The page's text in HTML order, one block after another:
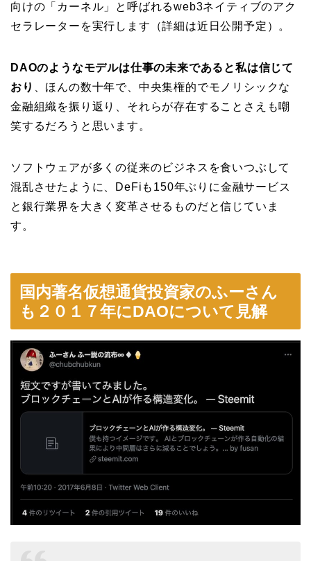
向けの「カーネル」と呼ばれるweb3ネイティブのアク
セラレーターを実行します（詳細は近日公開予定）。
DAOのようなモデルは仕事の未来であると私は信じて
おり
、ほんの数十年で、中央集権的でモノリシックな
金融組織を振り返り、それらが存在することさえも嘲
笑するだろうと思います。
ソフトウェアが多くの従来のビジネスを食いつぶして
混乱させたように、DeFiも150年ぶりに金融サービス
と銀行業界を大きく変革させるものだと信じていま
す。
国内著名仮想通貨投資家のふーさん
も２０１７年にDAOについて見解